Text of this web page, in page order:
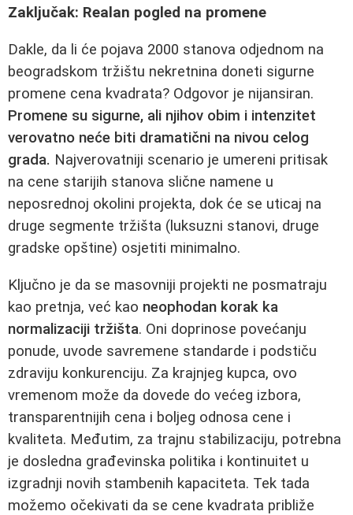
Zaključak: Realan pogled na promene
Dakle, da li će pojava 2000 stanova odjednom na
beogradskom tržištu nekretnina doneti sigurne
promene cena kvadrata? Odgovor je nijansiran.
Promene su sigurne, ali njihov obim i intenzitet
verovatno neće biti dramatični na nivou celog
grada. Najverovatniji scenario je umereni pritisak
na cene starijih stanova slične namene u
neposrednoj okolini projekta, dok će se uticaj na
druge segmente tržišta (luksuzni stanovi, druge
gradske opštine) osjetiti minimalno.
Ključno je da se masovniji projekti ne posmatraju
kao pretnja, već kao neophodan korak ka
normalizaciji tržišta. Oni doprinose povećanju
ponude, uvode savremene standarde i podstiču
zdraviju konkurenciju. Za krajnjeg kupca, ovo
vremenom može da dovede do većeg izbora,
transparentnijih cena i boljeg odnosa cene i
kvaliteta. Međutim, za trajnu stabilizaciju, potrebna
je dosledna građevinska politika i kontinuitet u
izgradnji novih stambenih kapaciteta. Tek tada
možemo očekivati da se cene kvadrata približe